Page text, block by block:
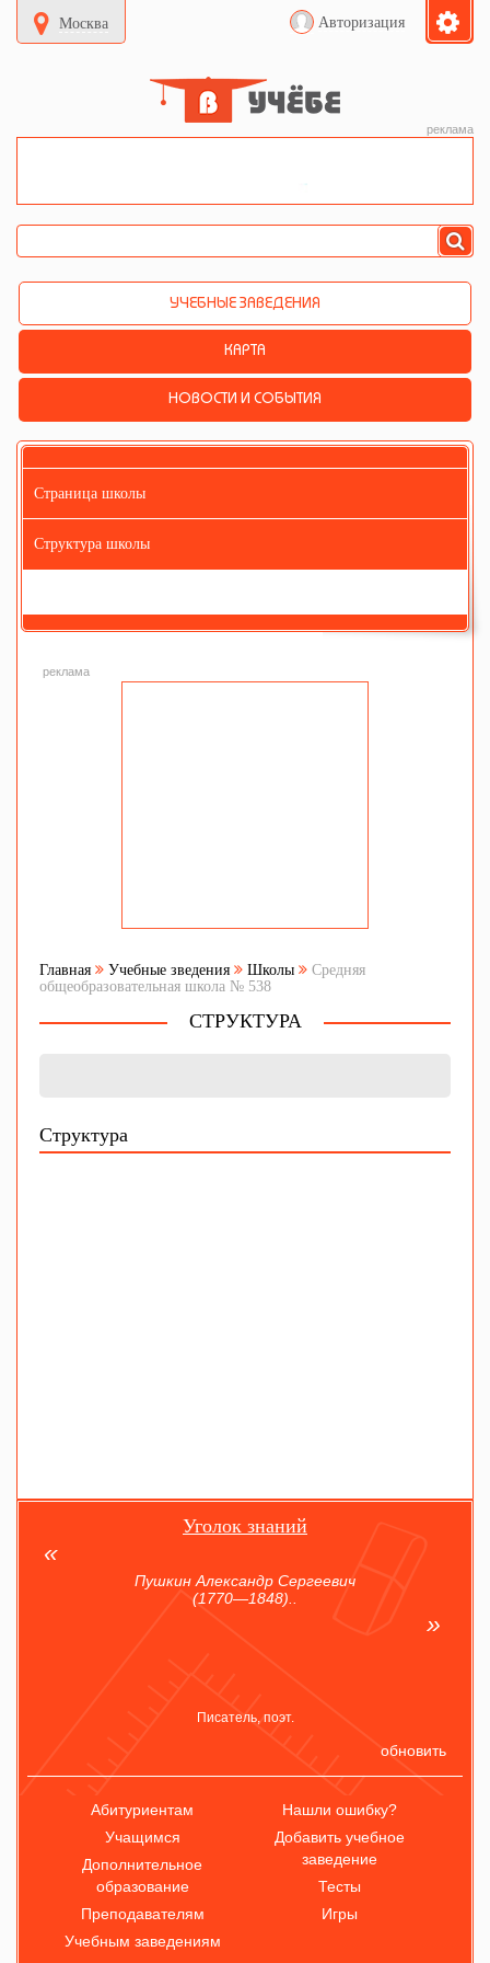
Москва Авторизация
реклама
УЧЕБНЫЕ ЗАВЕДЕНИЯ
КАРТА
НОВОСТИ И СОБЫТИЯ
Страница школы
Структура школы
реклама
Главная Учебные зведения Школы
Средняя
общеобразовательная школа № 538
СТРУКТУРА
Структура
Уголок знаний
Пушкин Александр Сергеевич
(1770—1848)..
Писатель, поэт.
обновить
Абитуриентам
Учащимся
Дополнительное
образование
Преподавателям
Учебным заведениям
Нашли ошибку?
Добавить учебное
заведение
Тесты
Игры